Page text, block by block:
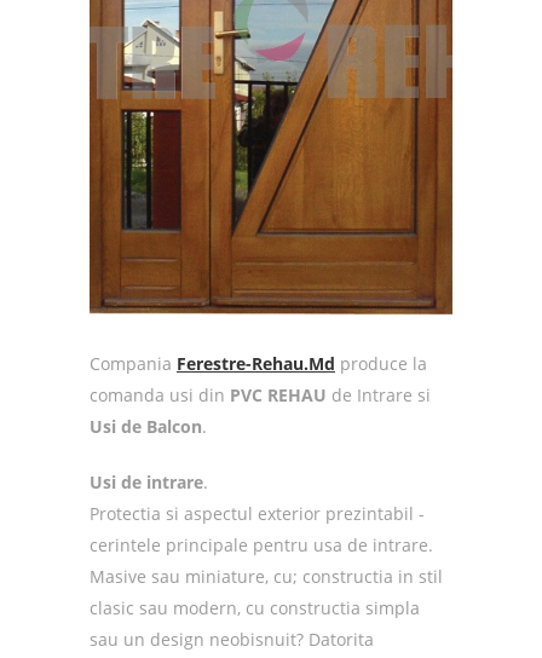
Compania Ferestre-Rehau.Md produce la
comanda usi din PVC REHAU de Intrare si
Usi de Balcon.
Usi de intrare.
Protectia si aspectul exterior prezintabil -
cerintele principale pentru usa de intrare.
Masive sau miniature, cu; constructia in stil
clasic sau modern, cu constructia simpla
sau un design neobisnuit? Datorita